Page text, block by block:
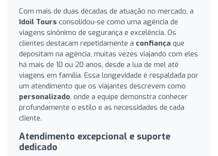
Com mais de duas décadas de atuação no mercado, a
Idoil Tours consolidou-se como uma agência de
viagens sinônimo de segurança e excelência. Os
clientes destacam repetidamente a confiança que
depositam na agência, muitas vezes viajando com eles
há mais de 10 ou 20 anos, desde a lua de mel até
viagens em família. Essa longevidade é respaldada por
um atendimento que os viajantes descrevem como
personalizado, onde a equipe demonstra conhecer
profundamente o estilo e as necessidades de cada
cliente.
Atendimento excepcional e suporte
dedicado